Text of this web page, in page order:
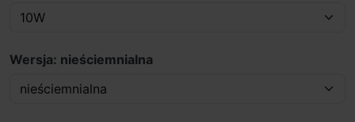
Wersja: nieściemnialna